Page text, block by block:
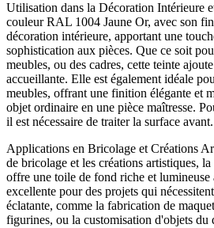
Utilisation dans la Décoration Intérieure
couleur RAL 1004 Jaune Or, avec son
décoration intérieure, apportant une
sophistication aux pièces. Que ce soit
meubles, ou des cadres, cette teinte
accueillante. Elle est également idéale
meubles, offrant une finition élégante et
objet ordinaire en une pièce maîtresse.
il est nécessaire de traiter la surface avant.
Applications en Bricolage et Créations
de bricolage et les créations artistiques,
offre une toile de fond riche et
excellente pour des projets qui
éclatante, comme la fabrication de
figurines, ou la customisation d'objets du